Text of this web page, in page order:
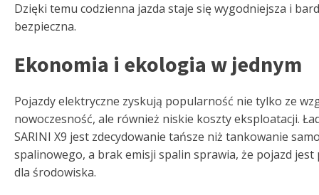
Dzięki temu codzienna jazda staje się wygodniejsza i
bezpieczna.
Ekonomia i ekologia w jednym
Pojazdy elektryczne zyskują popularność nie tylko ze
nowoczesność, ale również niskie koszty eksploatacji.
SARINI X9 jest zdecydowanie tańsze niż tankowanie
spalinowego, a brak emisji spalin sprawia, że pojazd jest
dla środowiska.